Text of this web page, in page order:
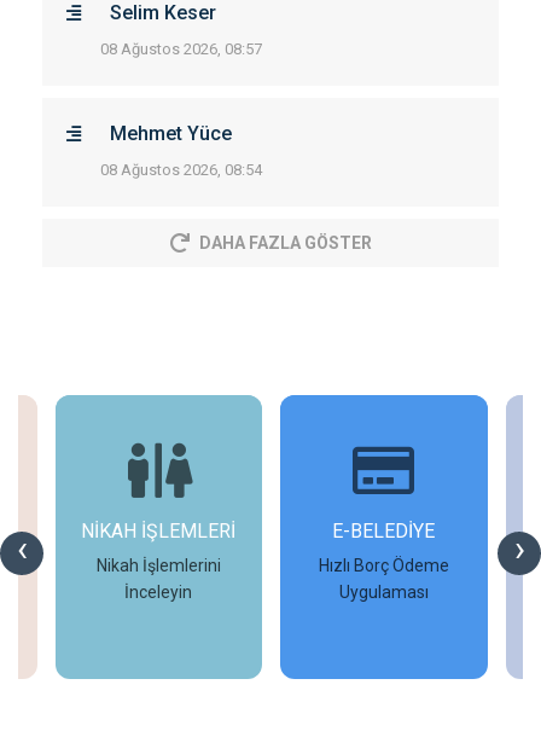
Selim Keser
08 Ağustos 2026, 08:57
Mehmet Yüce
08 Ağustos 2026, 08:54
DAHA FAZLA GÖSTER
‹ ›
NİKAH İŞLEMLERİ
Nikah İşlemlerini
İnceleyin
E-BELEDİYE
Hızlı Borç Ödeme
Uygulaması